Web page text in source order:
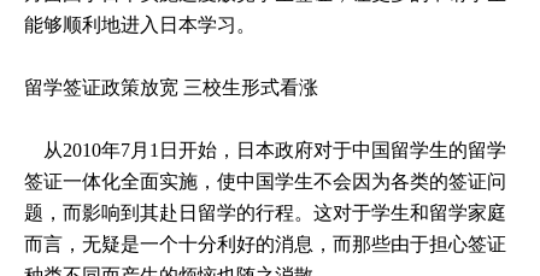
能够顺利地进入日本学习。
留学签证政策放宽 三校生形式看涨
从2010年7月1日开始，日本政府对于中国留学生的留学
签证一体化全面实施，使中国学生不会因为各类的签证问
题，而影响到其赴日留学的行程。这对于学生和留学家庭
而言，无疑是一个十分利好的消息，而那些由于担心签证